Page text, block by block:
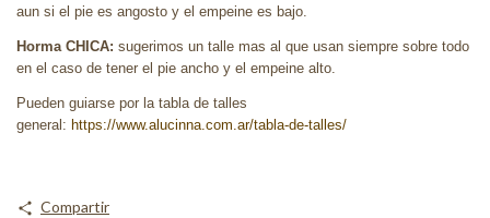
aun si el pie es angosto y el empeine es bajo.
Horma CHICA: sugerimos un talle mas al que usan siempre sobre todo
en el caso de tener el pie ancho y el empeine alto.
Pueden guiarse por la tabla de talles
general: https://www.alucinna.com.ar/tabla-de-talles/
Compartir